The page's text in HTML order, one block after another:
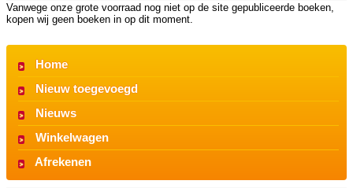
Vanwege onze grote voorraad nog niet op de site gepubliceerde boeken,
kopen wij geen boeken in op dit moment.
Home
Nieuw toegevoegd
Nieuws
Winkelwagen
Afrekenen